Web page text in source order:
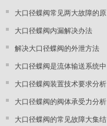
大口径蝶阀常见两大故障的原
大口径蝶阀内漏解决办法
解决大口径蝶阀的外泄方法
大口径蝶阀是流体输送系统中
大口径蝶阀装置技术要求分析
大口径蝶阀的阀体承受力分析
大口径蝶阀的常见故障大集结